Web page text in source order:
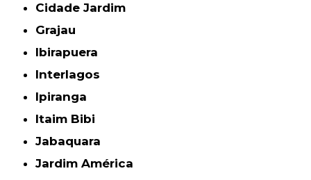
Cidade Jardim
Grajau
Ibirapuera
Interlagos
Ipiranga
Itaim Bibi
Jabaquara
Jardim América